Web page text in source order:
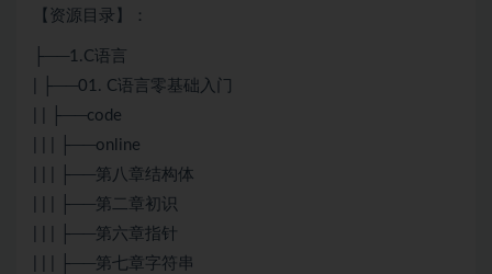
【资源目录】：
├──1.C语言
| ├──01. C语言零基础入门
| | ├──code
| | | ├──online
| | | ├──第八章结构体
| | | ├──第二章初识
| | | ├──第六章指针
| | | ├──第七章字符串